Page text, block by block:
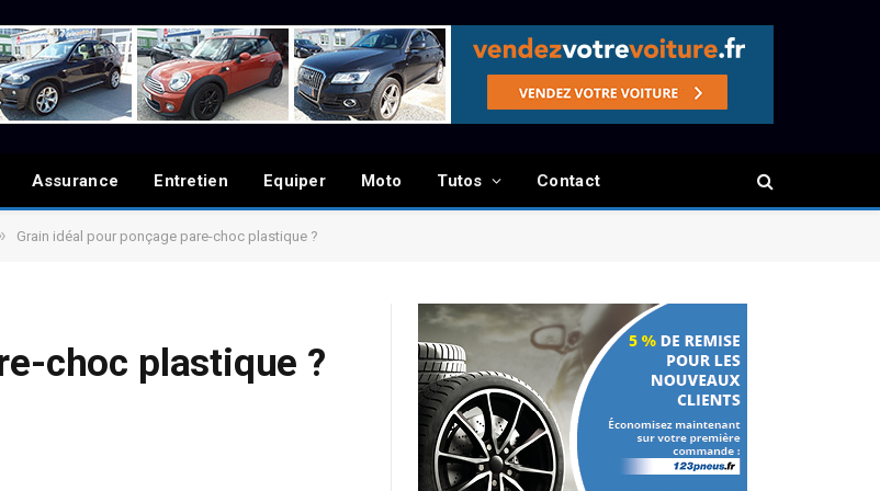
Assurance Entretien Equiper Moto Tutos Contact
Grain idéal pour ponçage pare-choc plastique ?
choc plastique ?